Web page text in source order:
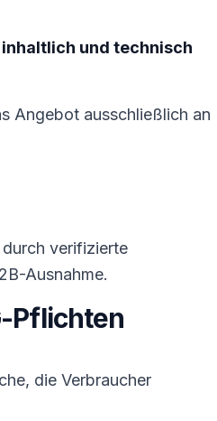
und technisch
Angebot ausschließlich an
verifizierte
Ausnahme.
Pflichten
die Verbraucher